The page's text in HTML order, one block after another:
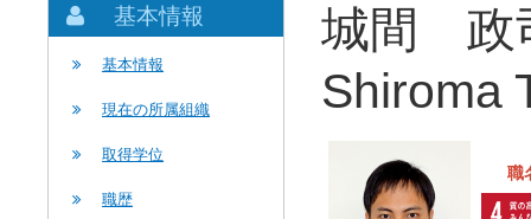
基本情報
基本情報
現在の所属組織
取得学位
職歴
城間 政
Shiroma
職